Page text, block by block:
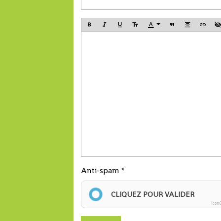
générale de
Terminal.
Anti-spam
CLIQUEZ POUR VALIDER